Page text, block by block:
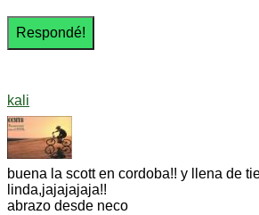
kali
buena la scott en cordoba!! y llena de
linda,jajajajaja!!
abrazo desde neco